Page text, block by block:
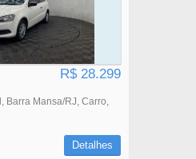
R$ 28.299
Barra Mansa/RJ Carro
Detalhes